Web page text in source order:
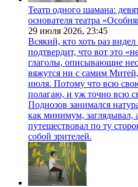
Театр одного шамана:
основателя театра
29 июля 2026, 23:45
Всякий, кто хоть раз
подтвердит, что вот это
глаголы, описывающие
вяжутся ни с самим
июля. Потому что всю
полагаю, и уж точно всю
Поднозов занимался
как минимум, заглядывал,
путешествовал по ту
собой зрителей.